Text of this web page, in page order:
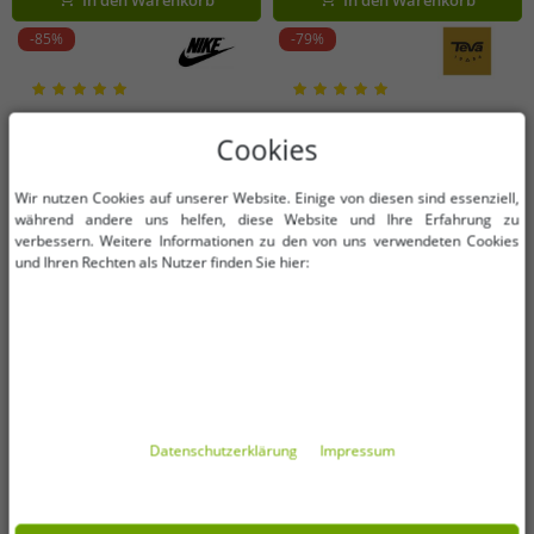
-85% -79%
Cookies
Wir nutzen Cookies auf unserer Website. Einige von diesen sind essenziell,
während andere uns helfen, diese Website und Ihre Erfahrung zu
verbessern. Weitere Informationen zu den von uns verwendeten Cookies
und Ihren Rechten als Nutzer finden Sie hier:
Daten­schutz­erklärung Impressum